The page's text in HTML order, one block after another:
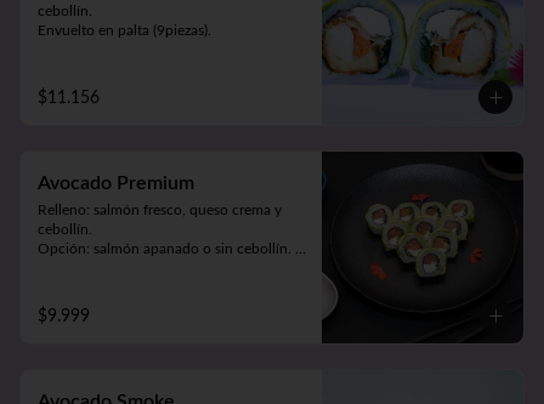
cebollín.
Envuelto en palta (9piezas).
$11.156
Avocado Premium
Relleno: salmón fresco, queso crema y
cebollín.
Opción: salmón apanado o sin cebollín.
$9.999